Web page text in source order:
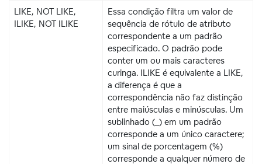
LIKE, NOT LIKE,
ILIKE, NOT ILIKE
Essa condição filtra um valor de
sequência de rótulo de atributo
correspondente a um padrão
especificado. O padrão pode
conter um ou mais caracteres
curinga. ILIKE é equivalente a LIKE,
a diferença é que a
correspondência não faz distinção
entre maiúsculas e minúsculas. Um
sublinhado (_) em um padrão
corresponde a um único caractere;
um sinal de porcentagem (%)
corresponde a qualquer número de